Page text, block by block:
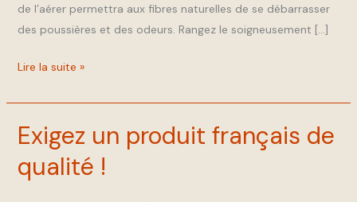
de l’aérer permettra aux fibres naturelles de se débarrasser
des poussières et des odeurs. Rangez le soigneusement […]
Lire la suite »
Exigez un produit français de
qualité !
Exigez
produit